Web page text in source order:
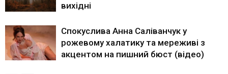
вихідні
Спокуслива Анна Саліванчук у
рожевому халатику та мереживі з
акцентом на пишний бюст (відео)